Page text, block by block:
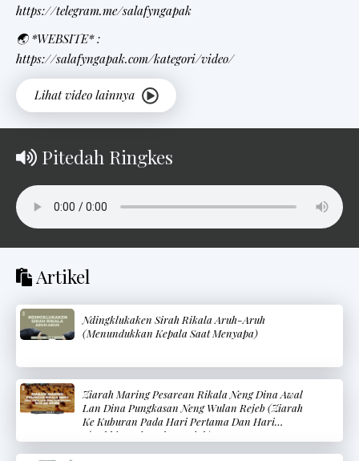
https://telegram.me/salafyngapak
🌏 *WEBSITE* :
https://salafyngapak.com/kategori/video/
Pitedah Ringkes
Artikel
Ndingklukaken Sirah Rikala Aruh-Aruh
(Menundukkan Kepala Saat Menyapa)
Ziarah Maring Pesarean Rikala Neng Dina Awal
Lan Dina Pungkasan Neng Wulan Rejeb (Ziarah
Ke Kuburan Pada Hari Pertama Dan Hari
Terakhir Pada Bulan Rajab)